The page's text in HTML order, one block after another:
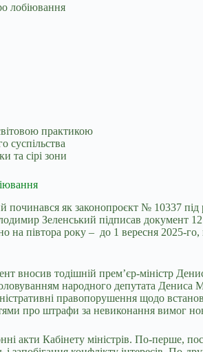
лобіювання
практикою
суспільства
та сірі зони
як законопроєкт № 10337
Зеленський підписав документ
на півтора року – до 1 вересня 2025-
вносив тодішній прем’єр-міністр
народного депутата
правопорушення щодо
про штрафи за невиконання вимог
акти Кабінету міністрів. По-перше,